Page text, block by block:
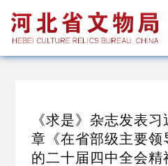
《求是》杂志发表
章《在省部级主要领
的二十届四中全会精